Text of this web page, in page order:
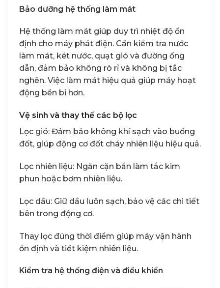
Bảo dưỡng hệ thống làm mát
Hệ thống làm mát giúp duy trì nhiệt độ ổn
định cho máy phát điện. Cần kiểm tra nước
làm mát, két nước, quạt gió và đường ống
dẫn, đảm bảo không rò rỉ và không bị tắc
nghẽn. Việc làm mát hiệu quả giúp máy hoạt
động bền bỉ hơn.
Vệ sinh và thay thế các bộ lọc
Lọc gió: Đảm bảo không khí sạch vào buồng
đốt, giúp động cơ đốt cháy nhiên liệu hiệu quả.
Lọc nhiên liệu: Ngăn cặn bẩn làm tắc kim
phun hoặc bơm nhiên liệu.
Lọc dầu: Giữ dầu luôn sạch, bảo vệ các chi tiết
bên trong động cơ.
Thay lọc đúng thời điểm giúp máy vận hành
ổn định và tiết kiệm nhiên liệu.
Kiểm tra hệ thống điện và điều khiển